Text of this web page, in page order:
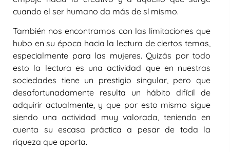
cuando el ser humano da más de sí mismo.
También nos encontramos con las limitaciones que
hubo en su época hacia la lectura de ciertos temas,
especialmente para las mujeres. Quizás por todo
esto la lectura es una actividad que en nuestras
sociedades tiene un prestigio singular, pero que
desafortunadamente resulta un hábito difícil de
adquirir actualmente, y que por esto mismo sigue
siendo una actividad muy valorada, teniendo en
cuenta su escasa práctica a pesar de toda la
riqueza que aporta.